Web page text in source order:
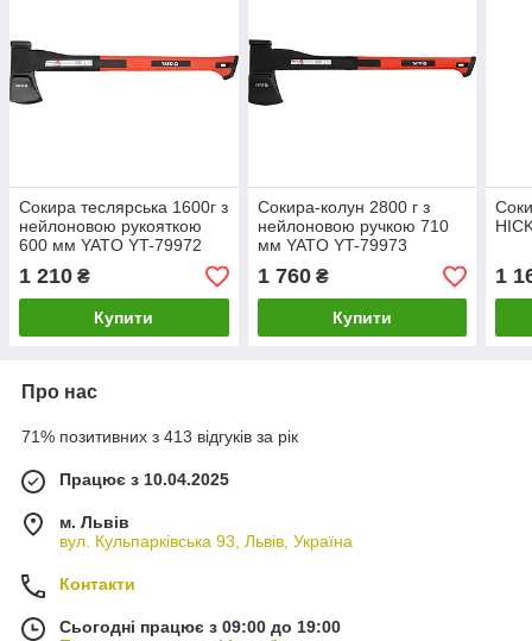
Сокира теслярська 1600г з
нейлоновою рукояткою
600 мм YATO YT-79972
1 210 ₴
Купити
Сокира-колун 2800 г з
нейлоновою ручкою 710
мм YATO YT-79973
1 760₴
Купити
1
Про нас
71% позитивних з 413 відгуків за рік
Працює з 10.04.2025
м. Львів
вул. Кульпарківська 93, Львів, Україна
Контакти
Сьогодні працює з 09:00 до 19:00